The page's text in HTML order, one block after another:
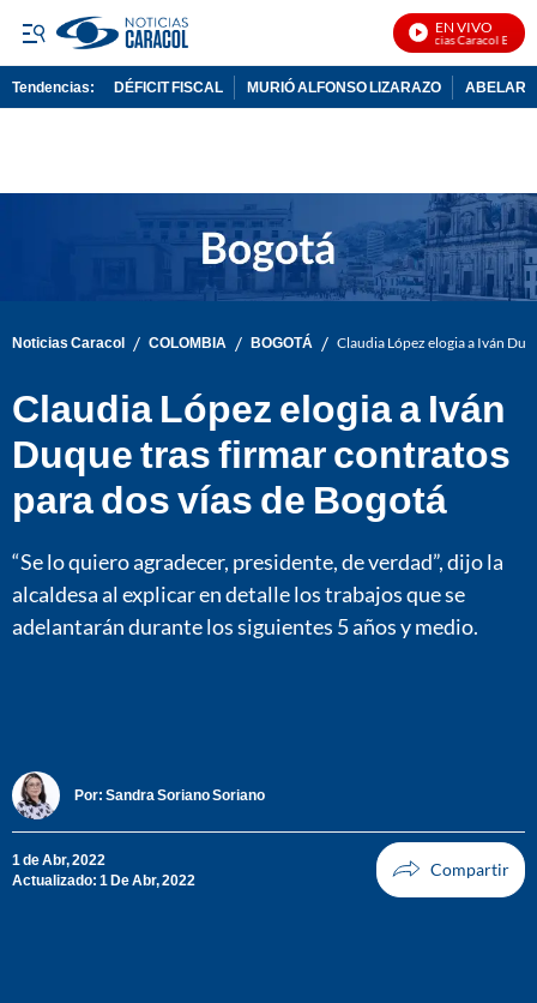
EN VIVO
Noticias Caracol En Vivo
Tendencias: DÉFICIT FISCAL MURIÓ ALFONSO LIZARAZO
Noticias Caracol / COLOMBIA / BOGOTÁ / Claudia López elogia a Iván
Claudia López elogia a Iván
Duque tras firmar contratos
para dos vías de Bogotá
“Se lo quiero agradecer, presidente, de verdad”, dijo la
alcaldesa al explicar en detalle los trabajos que se
adelantarán durante los siguientes 5 años y medio.
Por: Sandra Soriano Soriano
1 de Abr, 2022
Actualizado: 1 De Abr, 2022